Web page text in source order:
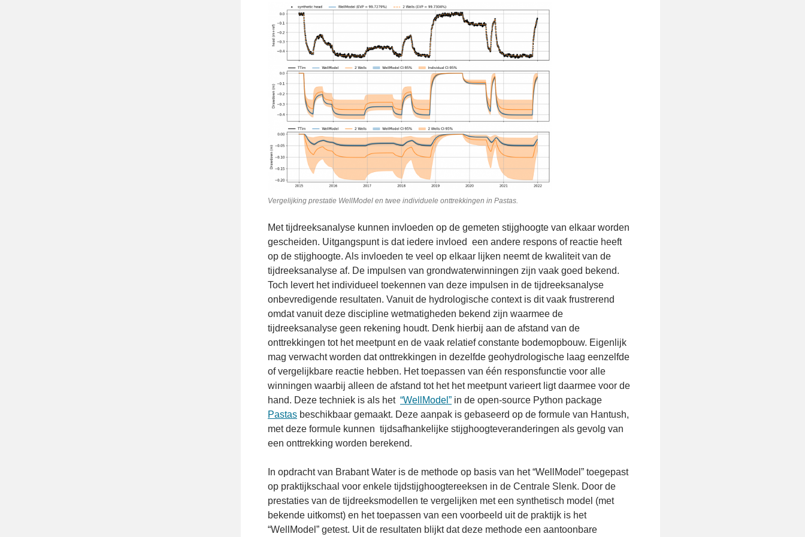
Vergelijking prestatie WellModel en twee individuele onttrekkingen in Pastas.
Met tijdreeksanalyse kunnen invloeden op de gemeten stijghoogte van elkaar worden
gescheiden. Uitgangspunt is dat iedere invloed een andere respons of reactie heeft
op de stijghoogte. Als invloeden te veel op elkaar lijken neemt de kwaliteit van de
tijdreeksanalyse af. De impulsen van grondwaterwinningen zijn vaak goed bekend.
Toch levert het individueel toekennen van deze impulsen in de tijdreeksanalyse
onbevredigende resultaten. Vanuit de hydrologische context is dit vaak frustrerend
omdat vanuit deze discipline wetmatigheden bekend zijn waarmee de
tijdreeksanalyse geen rekening houdt. Denk hierbij aan de afstand van de
onttrekkingen tot het meetpunt en de vaak relatief constante bodemopbouw. Eigenlijk
mag verwacht worden dat onttrekkingen in dezelfde geohydrologische laag eenzelfde
of vergelijkbare reactie hebben. Het toepassen van één responsfunctie voor alle
winningen waarbij alleen de afstand tot het het meetpunt varieert ligt daarmee voor de
hand. Deze techniek is als het “WellModel” in de open-source Python package
Pastas beschikbaar gemaakt. Deze aanpak is gebaseerd op de formule van Hantush,
met deze formule kunnen tijdsafhankelijke stijghoogteveranderingen als gevolg van
een onttrekking worden berekend.
In opdracht van Brabant Water is de methode op basis van het “WellModel” toegepast
op praktijkschaal voor enkele tijdstijghoogtereeksen in de Centrale Slenk. Door de
prestaties van de tijdreeksmodellen te vergelijken met een synthetisch model (met
bekende uitkomst) en het toepassen van een voorbeeld uit de praktijk is het
“WellModel” getest. Uit de resultaten blijkt dat deze methode een aantoonbare